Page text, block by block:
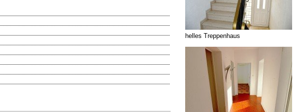
helles Treppenhaus